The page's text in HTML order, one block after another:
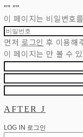
"" ""
이 페이지는 비밀번호
먼저 로그인 후 이용해
이 페이지는 만 볼 수
AFTER J
LOG IN 로그인